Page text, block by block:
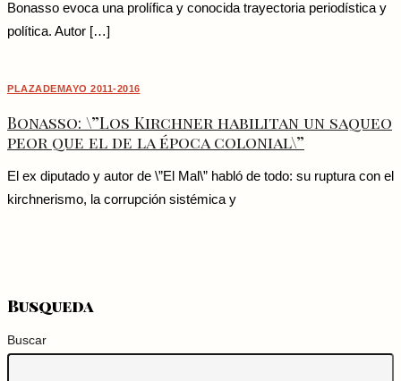
Bonasso evoca una prolífica y conocida trayectoria periodística y
política. Autor […]
PLAZADEMAYO 2011-2016
Bonasso: \”Los Kirchner habilitan un saqueo
peor que el de la época colonial\”
El ex diputado y autor de \”El Mal\” habló de todo: su ruptura con el
kirchnerismo, la corrupción sistémica y
Busqueda
Buscar